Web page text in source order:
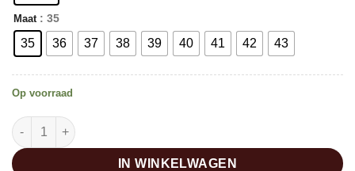
Maat : 35
35 36 37 38 39 40 41 42 43
Op voorraad
Vintage enkellaarsjes met hoge hak aantal
IN WINKELWAGEN